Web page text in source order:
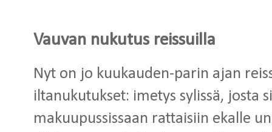
Vauvan nukutus reissuilla
Nyt on jo kuukauden-parin ajan
iltanukutukset: imetys sylissä, josta
makuupussissaan rattaisiin ekalle